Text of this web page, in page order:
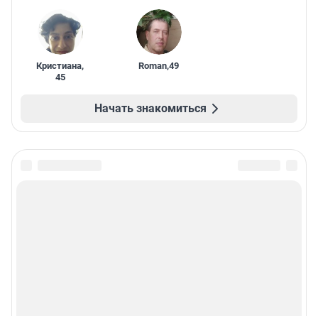
Кристиана,
45
Roman,49
Начать знакомиться